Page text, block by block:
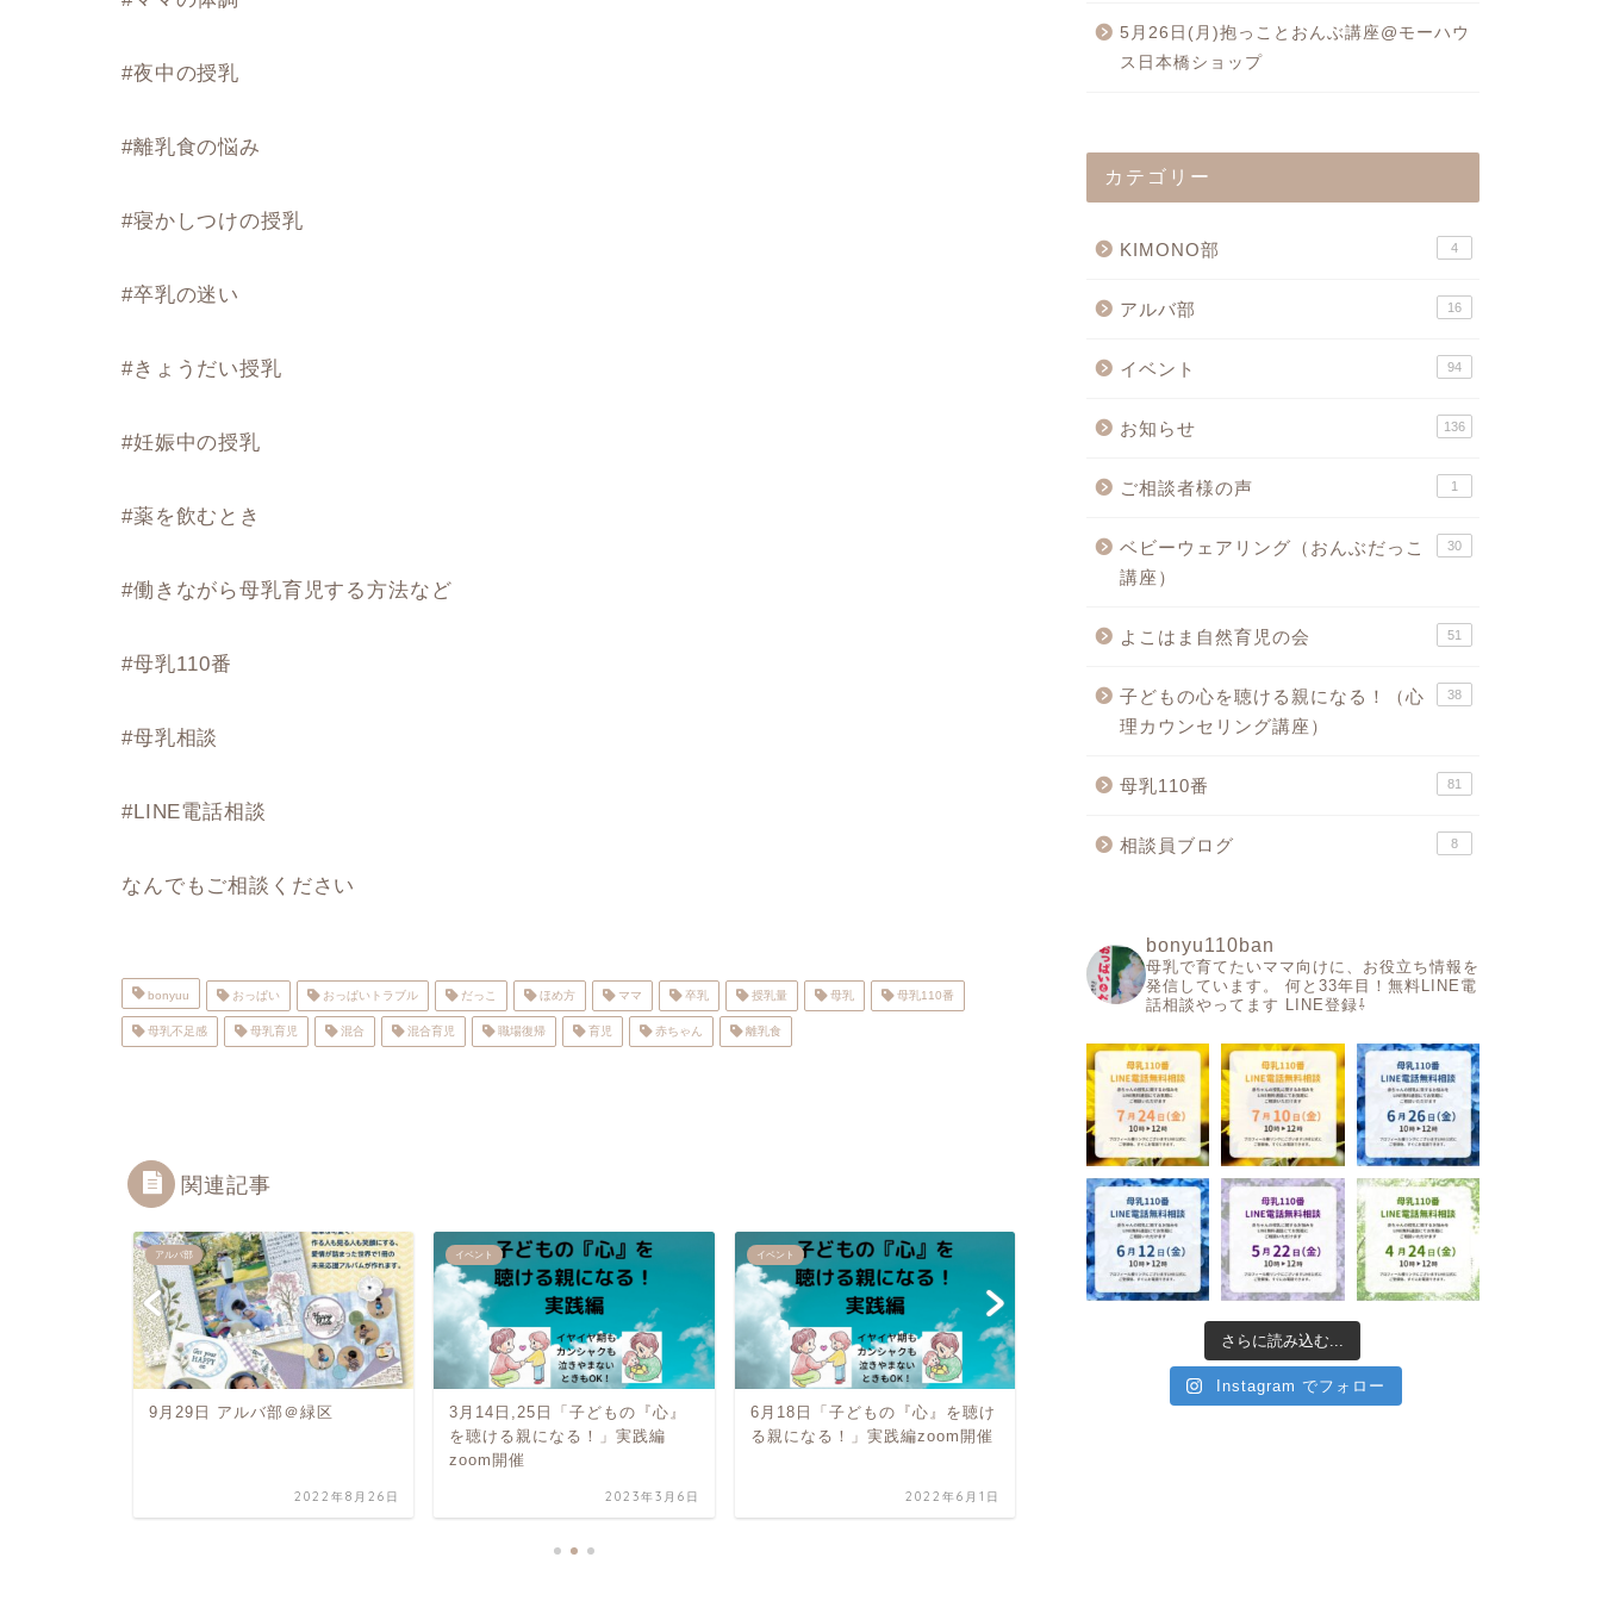
#夜中の授乳
#離乳食の悩み
#寝かしつけの授乳
#卒乳の迷い
#きょうだい授乳
#妊娠中の授乳
#薬を飲むとき
#働きながら母乳育児する方法など
#母乳110番
#母乳相談
#LINE電話相談
なんでもご相談ください
bonyuu おっぱい おっぱいトラブル だっこ ほめ方 ママ 卒乳 授乳量 母乳 母乳110番
母乳不足感 母乳育児 混合 混合育児 職場復帰 育児 赤ちゃん 離乳食
関連記事
アルバ部
9月29日 アルバ部＠緑区
2022年8月26日
イベント
3月14日,25日「子どもの『心』
を聴ける親になる！」実践編
zoom開催
2023年3月6日
イベント
6月18日「子どもの『心』を聴け
る親になる！」実践編zoom開催
2022年6月1日
アルバ部 イベント
5月26日(月)抱っことおんぶ講座@モーハウ
ス日本橋ショップ
カテゴリー
KIMONO部 4
アルバ部 16
イベント 94
お知らせ 136
ご相談者様の声 1
ベビーウェアリング（おんぶだっこ
講座）
30
よこはま自然育児の会 51
子どもの心を聴ける親になる！（心
理カウンセリング講座）
38
母乳110番 81
相談員ブログ 8
bonyu110ban
母乳で育てたいママ向けに、お役立ち情報を
発信しています。
何と33年目！無料LINE電
話相談やってます LINE登録⇩
さらに読み込む...
Instagram でフォロー